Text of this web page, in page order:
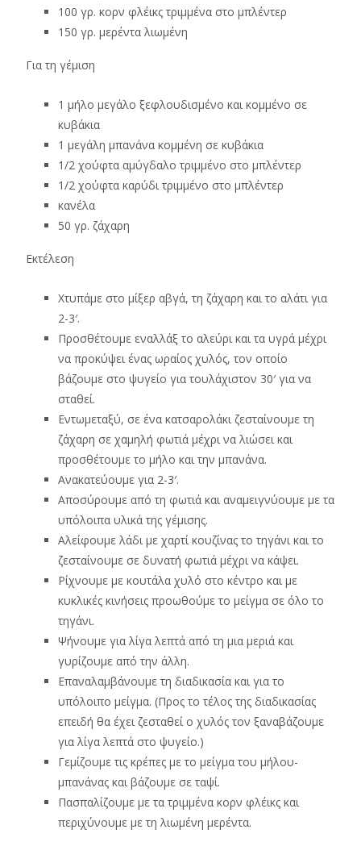
100 γρ. κορν φλέικς τριμμένα στο μπλέντερ
150 γρ. μερέντα λιωμένη
Για τη γέμιση
1 μήλο μεγάλο ξεφλουδισμένο και κομμένο σε
κυβάκια
1 μεγάλη μπανάνα κομμένη σε κυβάκια
1/2 χούφτα αμύγδαλο τριμμένο στο μπλέντερ
1/2 χούφτα καρύδι τριμμένο στο μπλέντερ
κανέλα
50 γρ. ζάχαρη
Εκτέλεση
Χτυπάμε στο μίξερ αβγά, τη ζάχαρη και το αλάτι για
2-3′.
Προσθέτουμε εναλλάξ το αλεύρι και τα υγρά μέχρι
να προκύψει ένας ωραίος χυλός, τον οποίο
βάζουμε στο ψυγείο για τουλάχιστον 30′ για να
σταθεί.
Εντωμεταξύ, σε ένα κατσαρολάκι ζεσταίνουμε τη
ζάχαρη σε χαμηλή φωτιά μέχρι να λιώσει και
προσθέτουμε το μήλο και την μπανάνα.
Ανακατεύουμε για 2-3′.
Αποσύρουμε από τη φωτιά και αναμειγνύουμε με τα
υπόλοιπα υλικά της γέμισης.
Αλείφουμε λάδι με χαρτί κουζίνας το τηγάνι και το
ζεσταίνουμε σε δυνατή φωτιά μέχρι να κάψει.
Ρίχνουμε με κουτάλα χυλό στο κέντρο και με
κυκλικές κινήσεις προωθούμε το μείγμα σε όλο το
τηγάνι.
Ψήνουμε για λίγα λεπτά από τη μια μεριά και
γυρίζουμε από την άλλη.
Επαναλαμβάνουμε τη διαδικασία και για το
υπόλοιπο μείγμα. (Προς το τέλος της διαδικασίας
επειδή θα έχει ζεσταθεί ο χυλός τον ξαναβάζουμε
για λίγα λεπτά στο ψυγείο.)
Γεμίζουμε τις κρέπες με το μείγμα του μήλου-
μπανάνας και βάζουμε σε ταψί.
Πασπαλίζουμε με τα τριμμένα κορν φλέικς και
περιχύνουμε με τη λιωμένη μερέντα.